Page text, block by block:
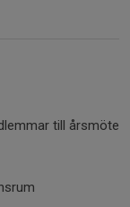
till årsmöte